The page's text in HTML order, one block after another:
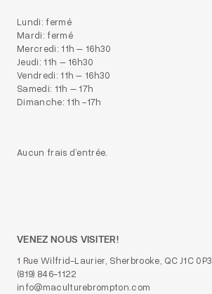
Lundi: fermé
Mardi: fermé
Mercredi: 11h – 16h30
Jeudi: 11h – 16h30
Vendredi: 11h – 16h30
Samedi: 11h – 17h
Dimanche: 11h -17h
Aucun frais d’entrée.
VENEZ NOUS VISITER!
1 Rue Wilfrid-Laurier, Sherbrooke, QC J1C 0P3
(819) 846-1122
info@maculturebrompton.com